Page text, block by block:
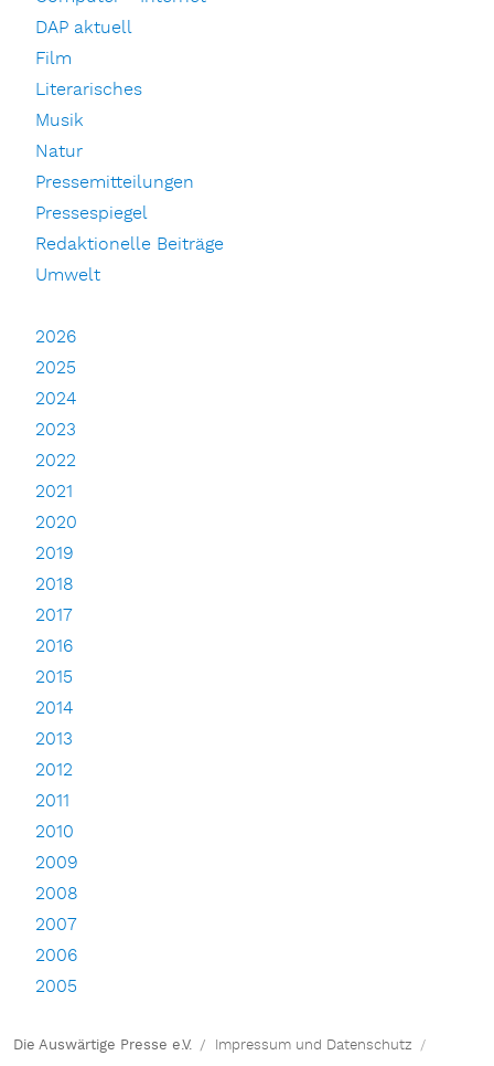
DAP aktuell
Film
Literarisches
Musik
Natur
Pressemitteilungen
Pressespiegel
Redaktionelle Beiträge
Umwelt
2026
2025
2024
2023
2022
2021
2020
2019
2018
2017
2016
2015
2014
2013
2012
2011
2010
2009
2008
2007
2006
2005
Die Auswärtige Presse e.V. Impressum und Datenschutz